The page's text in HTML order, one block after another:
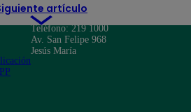
artículo
Teléfono: 219 1000
Av. San Felipe 968
Jesús María